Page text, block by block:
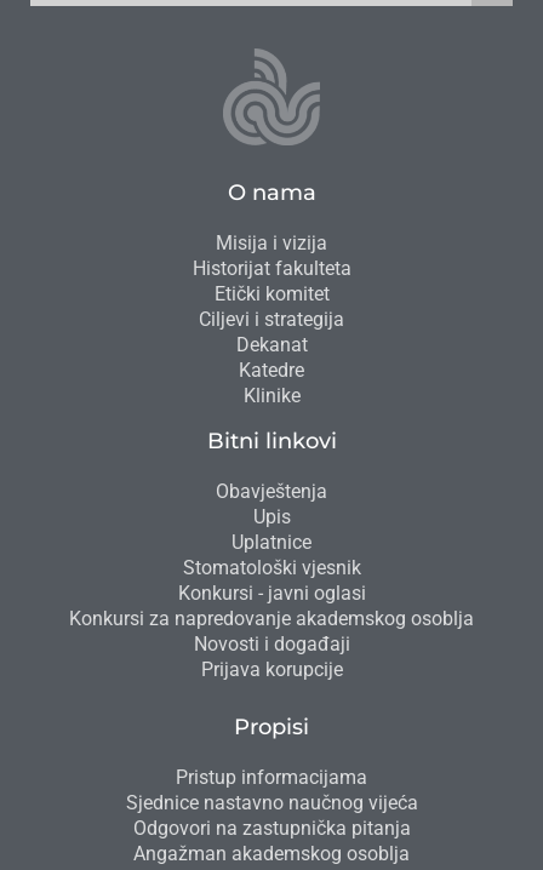
O nama
Misija i vizija
Historijat fakulteta
Etički komitet
Ciljevi i strategija
Dekanat
Katedre
Klinike
Bitni linkovi
Obavještenja
Upis
Uplatnice
Stomatološki vjesnik
Konkursi - javni oglasi
Konkursi za napredovanje akademskog osoblja
Novosti i događaji
Prijava korupcije
Propisi
Pristup informacijama
Sjednice nastavno naučnog vijeća
Odgovori na zastupnička pitanja
Angažman akademskog osoblja